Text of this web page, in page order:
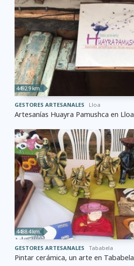
4492.9 km
GESTORES ARTESANALES Lloa
Artesanías Huayra Pamushca en Lloa
4488.4 km
GESTORES ARTESANALES Tababela
Pintar cerámica, un arte en Tababela